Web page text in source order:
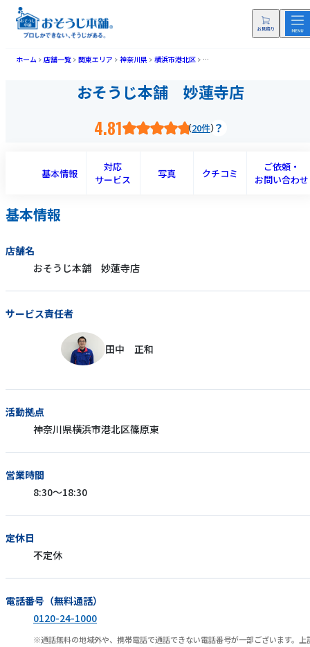
ホーム 店舗一覧 関東エリア 神奈川県 横浜市港北区 おそうじ本舗 妙蓮寺店(ミョウ
おそうじ本舗 妙蓮寺店
4.81 20件
基本情報
対応
サービス
写真 クチコミ
ご依頼・
お問い合わせ
基本情報
店舗名
おそうじ本舗 妙蓮寺店
サービス責任者
田中 正和
活動拠点
神奈川県横浜市港北区篠原東
営業時間
8:30～18:30
定休日
不定休
電話番号（無料通話）
0120-24-1000
通話無料の地域外や、携帯電話で通話できない電話番号が一部ございます。上